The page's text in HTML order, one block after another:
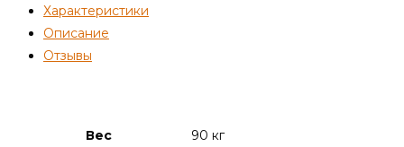
4мм,
правая
Характеристики
Описание
Отзывы
Вес
90 кг